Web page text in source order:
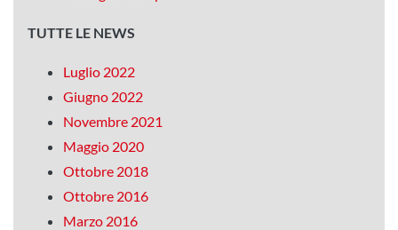
TUTTE LE NEWS
Luglio 2022
Giugno 2022
Novembre 2021
Maggio 2020
Ottobre 2018
Ottobre 2016
Marzo 2016